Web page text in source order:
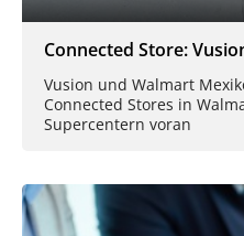
Connected Store:
Vusion und Walmart
Connected Stores in
Supercentern voran